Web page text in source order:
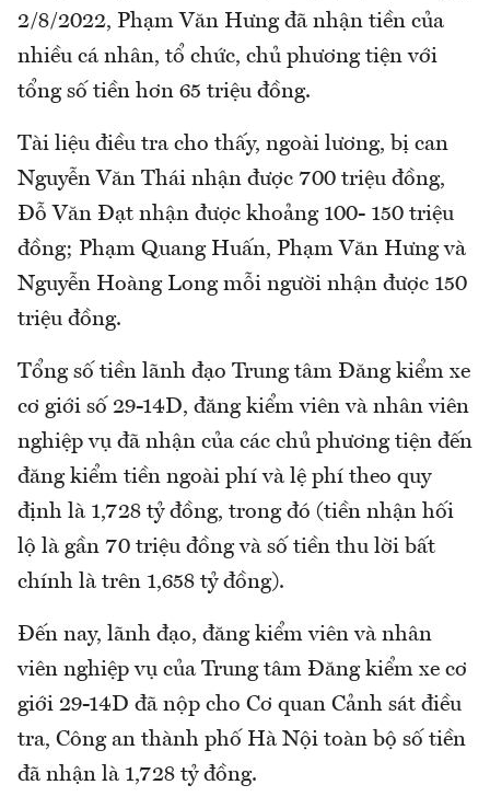
2/8/2022, Phạm Văn Hưng đã nhận tiền của
nhiều cá nhân, tổ chức, chủ phương tiện với
tổng số tiền hơn 65 triệu đồng.
Tài liệu điều tra cho thấy, ngoài lương, bị can
Nguyễn Văn Thái nhận được 700 triệu đồng,
Đỗ Văn Đạt nhận được khoảng 100- 150 triệu
đồng; Phạm Quang Huấn, Phạm Văn Hưng và
Nguyễn Hoàng Long mỗi người nhận được 150
triệu đồng.
Tổng số tiền lãnh đạo Trung tâm Đăng kiểm xe
cơ giới số 29-14D, đăng kiểm viên và nhân viên
nghiệp vụ đã nhận của các chủ phương tiện đến
đăng kiểm tiền ngoài phí và lệ phí theo quy
định là 1,728 tỷ đồng, trong đó (tiền nhận hối
lộ là gần 70 triệu đồng và số tiền thu lời bất
chính là trên 1,658 tỷ đồng).
Đến nay, lãnh đạo, đăng kiểm viên và nhân
viên nghiệp vụ của Trung tâm Đăng kiểm xe cơ
giới 29-14D đã nộp cho Cơ quan Cảnh sát điều
tra, Công an thành phố Hà Nội toàn bộ số tiền
đã nhận là 1,728 tỷ đồng.